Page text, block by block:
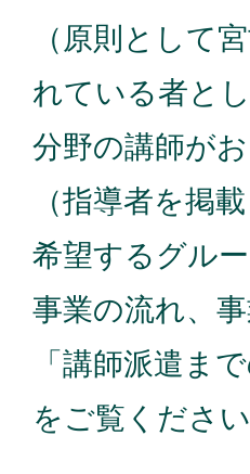
（原則として
れている者と
分野の講師が
（指導者を掲
希望するグル
事業の流れ、
「講師派遣ま
をご覧ください